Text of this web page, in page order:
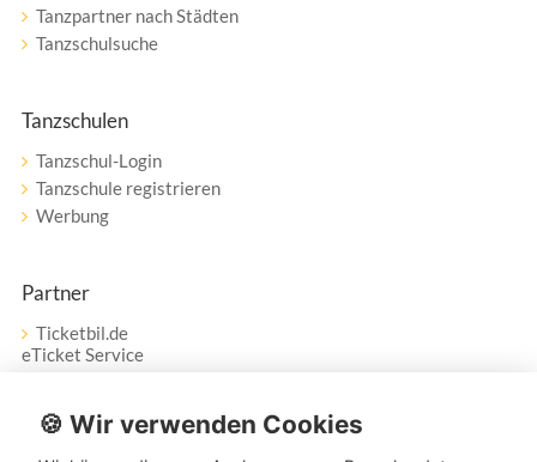
Tanzpartner nach Städten
Tanzschulsuche
Tanzschulen
Tanzschul-Login
Tanzschule registrieren
Werbung
Partner
Ticketbil.de
eTicket Service
Vertrag widerrufen
🍪 Wir verwenden Cookies